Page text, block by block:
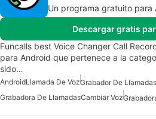
Un programa gratuito para
Descargar gratis
Funcalls best Voice Changer Call
para Android que pertenece a la
sido…
AndroidLlamada De Voz
Grabadora De LlamadasCambiar Voz